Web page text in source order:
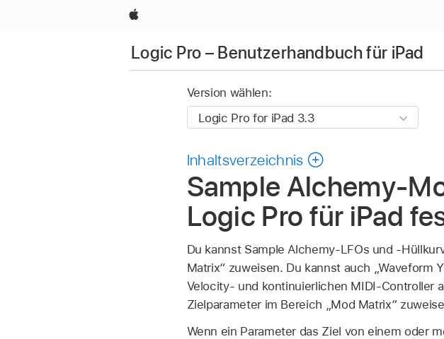
Apple
Logic Pro – Benutzerhandbuch für iPad
Version wählen:
Inhaltsverzeichnis
Sample Alchemy-
Logic Pro für iPad
Du kannst Sample Alchemy-LFOs und -
Matrix“ zuweisen. Du kannst auch
Velocity- und kontinuierlichen MIDI-Controller
Zielparameter im Bereich „Mod Matrix“
Wenn ein Parameter das Ziel von einem oder